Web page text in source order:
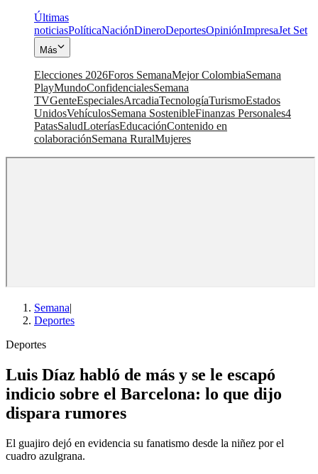
Últimas
noticiasPolíticaNaciónDineroDeportesOpiniónImpresaJet Set
Más
Elecciones 2026Foros SemanaMejor ColombiaSemana
PlayMundoConfidencialesSemana
TVGenteEspecialesArcadiaTecnologíaTurismoEstados
UnidosVehículosSemana SostenibleFinanzas Personales4
PatasSaludLoteríasEducaciónContenido en
colaboraciónSemana RuralMujeres
Semana|
Deportes
Deportes
Luis Díaz habló de más y se le escapó
indicio sobre el Barcelona: lo que dijo
dispara rumores
El guajiro dejó en evidencia su fanatismo desde la niñez por el
cuadro azulgrana.